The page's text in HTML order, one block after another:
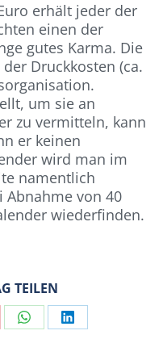
erhält jeder der
einen der
gutes Karma. Die
Druckkosten (ca.
um sie an
zu vermitteln, kann
er keinen
wird man im
namentlich
Abnahme von 40
wiederfinden.
TEILEN
Share Share